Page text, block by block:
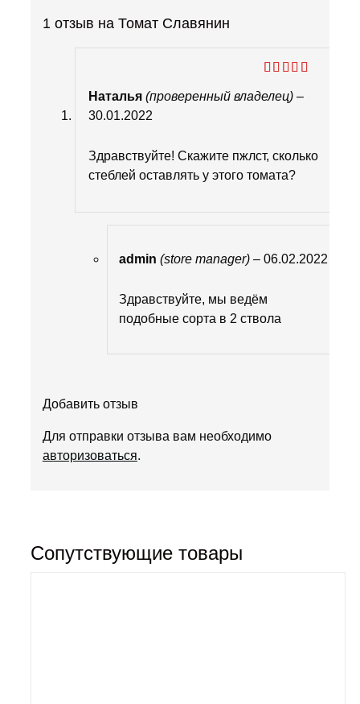
1 отзыв на Томат Славянин
из 5
Наталья(проверенный владелец) –
30.01.2022
Здравствуйте! Скажите пжлст, сколько
стеблей оставлять у этого томата?
admin(store manager) – 06.02.2022
Здравствуйте, мы ведём
подобные сорта в 2 ствола
Добавить отзыв
Для отправки отзыва вам необходимо
авторизоваться.
Сопутствующие товары